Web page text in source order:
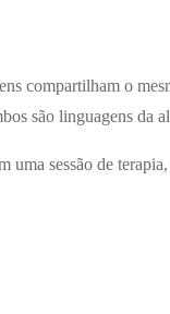
compartilham o
são linguagens da
sessão de